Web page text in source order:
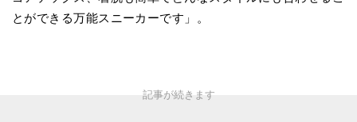
とができる万能スニーカーです」。